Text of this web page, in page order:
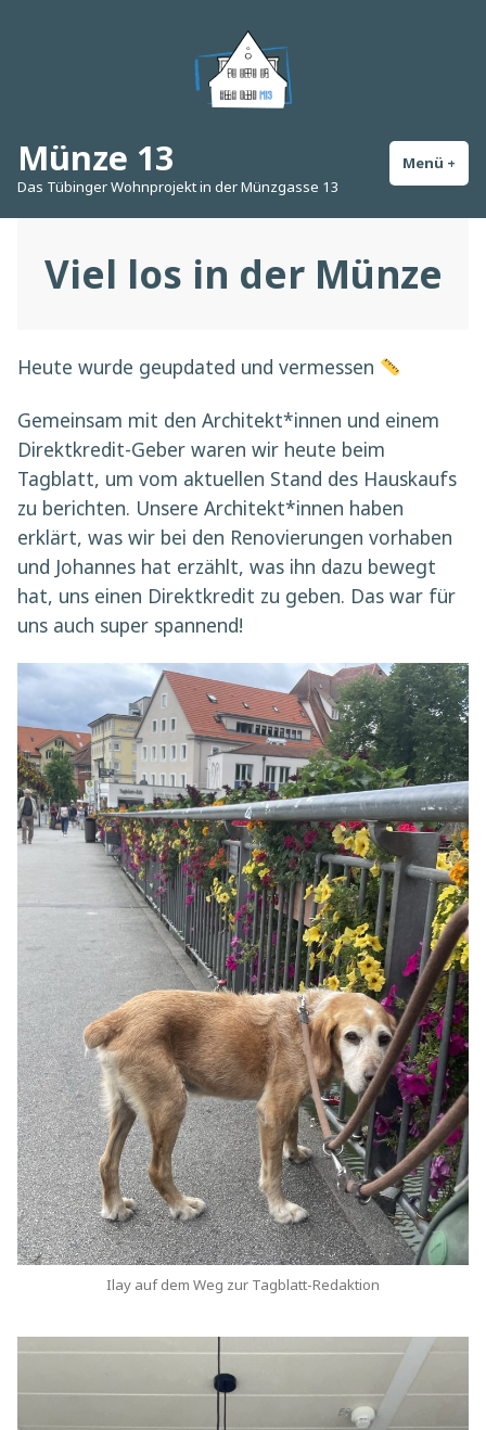
Münze 13
Das Tübinger Wohnprojekt in der Münzgasse 13
Menü +
Viel los in der Münze
Heute wurde geupdated und vermessen
Gemeinsam mit den Architekt*innen und einem
Direktkredit-Geber waren wir heute beim
Tagblatt, um vom aktuellen Stand des Hauskaufs
zu berichten. Unsere Architekt*innen haben
erklärt, was wir bei den Renovierungen vorhaben
und Johannes hat erzählt, was ihn dazu bewegt
hat, uns einen Direktkredit zu geben. Das war für
uns auch super spannend!
Ilay auf dem Weg zur Tagblatt-Redaktion